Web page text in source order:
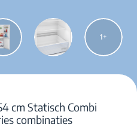
1
cm Statisch Combi
combinaties